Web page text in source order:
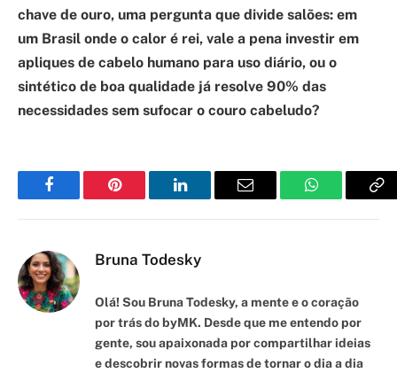
chave de ouro, uma pergunta que divide salões: em
um Brasil onde o calor é rei, vale a pena investir em
apliques de cabelo humano para uso diário, ou o
sintético de boa qualidade já resolve 90% das
necessidades sem sufocar o couro cabeludo?
Facebook Pinterest LinkedIn Email WhatsApp
Bruna Todesky
Olá! Sou Bruna Todesky, a mente e o coração
por trás do byMK. Desde que me entendo por
gente, sou apaixonada por compartilhar ideias
e descobrir novas formas de tornar o dia a dia